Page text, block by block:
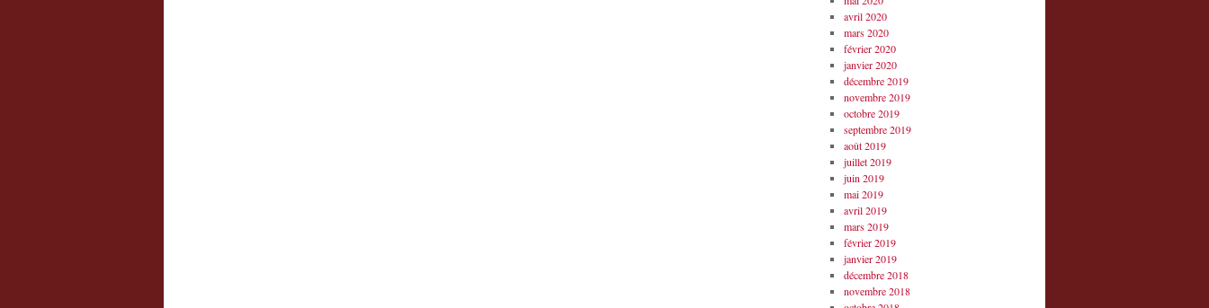
avril 2020
mars 2020
février 2020
janvier 2020
décembre 2019
novembre 2019
octobre 2019
septembre 2019
août 2019
juillet 2019
juin 2019
mai 2019
avril 2019
mars 2019
février 2019
janvier 2019
décembre 2018
novembre 2018